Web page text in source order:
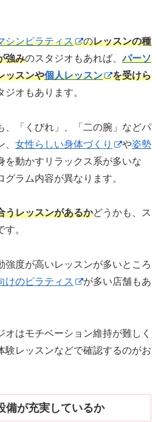
シンピラティス のレッスンの種
強みのスタジオもあれば、パーソ
ッスンや個人レッスン
を受けら
ジオもあります。
、「くびれ」、「二の腕」などパ
女性らしい身体づくり や姿勢
を動かすリラックス系が多いな
ラム内容が異なります。
うレッスンがあるかどうかも、ス
。
強度が高いレッスンが多いところ
けのピラティス
が多い店舗もあ
オはモチベーション維持が難しく
験レッスンなどで確認するのがお
備が充実しているか